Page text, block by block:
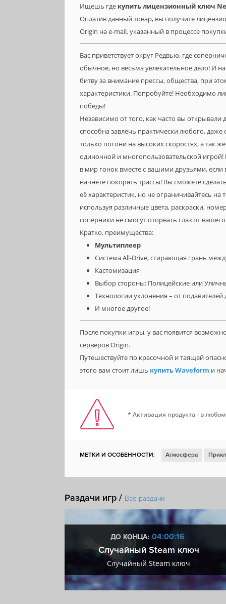
Ищешь где купить лицензионный ключ
Оплатив данный товар, вы получите
Origin на e-mail, указанный в процессе
Вас приветствует округ Редвью, где
обычное, но весьма увлекательное дело! И
битву за внимание прессы, общества, при
характеристики. Попробуйте! Необходимо
победы!
Независимо от того, как часто вы
способна завлечь практически любого,
только погони на высоких скоростях, а так
одиночной и многопользовательской игрой!
в мир гонок вместе с вашими друзьями, если
начнете покорять трассы! Вы сможете
её характеристик, но не ограничивайтесь на
используя различные цвета, раскраски,
соперники не смогут оторвать глаз от
Кратко, преимущества:
Мультиплеер
Система All-Drive, стирающая грань
Кастомизация
Выбор стороны: Полицейские или
Технологии уклонения – от
И многое другое!
После покупки игры, у вас появится
серверов Origin.
Путешествуйте по красочной и таящей
этого вам стоит лишь купить Waveform и
* Активация продукта - в
МЕТКИ И ОСОБЕННОСТИ: Атмосфера
Раздачи игр / Все раздачи
ДО КОНЦА: 04:00:15
Случайный Steam ключ
Случайный Steam ключ